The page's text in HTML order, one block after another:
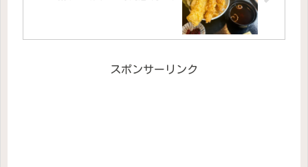
スポンサーリンク